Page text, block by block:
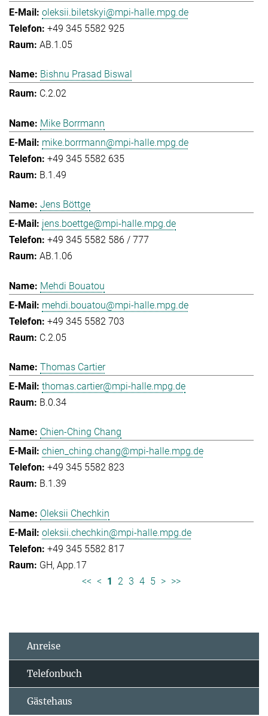
oleksii.biletskyi@mpi-halle.mpg.de
+49 345 5582 925
AB.1.05
Bishnu Prasad Biswal
C.2.02
Mike Borrmann
mike.borrmann@mpi-halle.mpg.de
+49 345 5582 635
B.1.49
Jens Böttge
jens.boettge@mpi-halle.mpg.de
+49 345 5582 586 / 777
AB.1.06
Mehdi Bouatou
mehdi.bouatou@mpi-halle.mpg.de
+49 345 5582 703
C.2.05
Thomas Cartier
thomas.cartier@mpi-halle.mpg.de
B.0.34
Chien-Ching Chang
chien_ching.chang@mpi-halle.mpg.de
+49 345 5582 823
B.1.39
Oleksii Chechkin
oleksii.chechkin@mpi-halle.mpg.de
+49 345 5582 817
GH, App.17
<< < 1 2 3 4 5 > >>
Anreise
Telefonbuch
Gästehaus